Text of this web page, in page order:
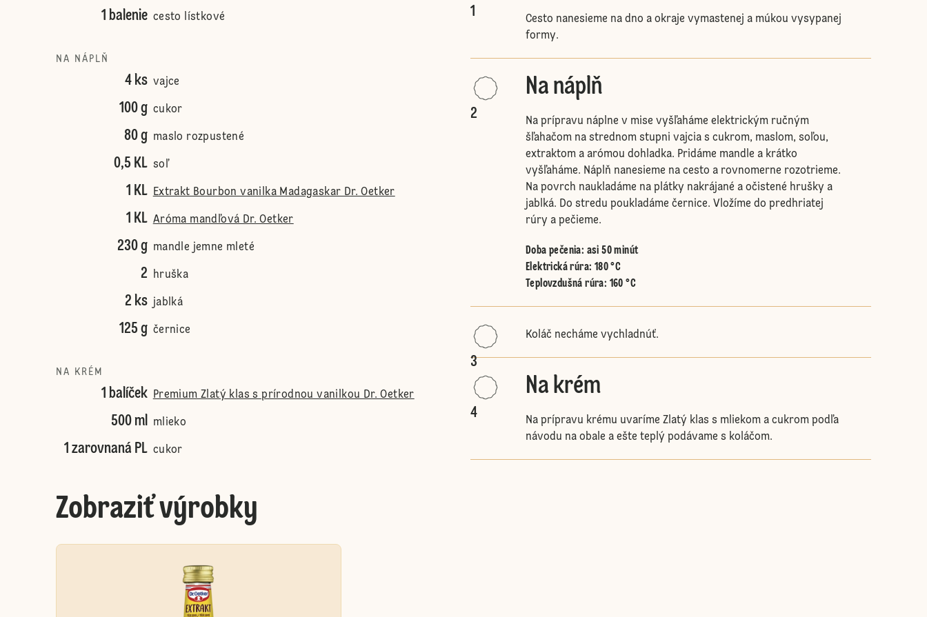
1 balenie cesto lístkové
NA NÁPLŇ
4 ks vajce
100 g cukor
80 g maslo rozpustené
0,5 KL soľ
1 KL Extrakt Bourbon vanilka Madagaskar Dr. Oetker
1 KL Aróma mandľová Dr. Oetker
230 g mandle jemne mleté
2 hruška
2 ks jablká
125 g černice
NA KRÉM
1 balíček Premium Zlatý klas s prírodnou vanilkou Dr. Oetker
500 ml mlieko
1 zarovnaná PL cukor
Zobraziť výrobky
1
Cesto nanesieme na dno a okraje vymastenej a múkou vysypanej
formy.
2
Na náplň
Na prípravu náplne v mise vyšľaháme elektrickým ručným
šľahačom na strednom stupni vajcia s cukrom, maslom, soľou,
extraktom a arómou dohladka. Pridáme mandle a krátko
vyšľaháme. Náplň nanesieme na cesto a rovnomerne rozotrieme.
Na povrch naukladáme na plátky nakrájané a očistené hrušky a
jablká. Do stredu poukladáme černice. Vložíme do predhriatej
rúry a pečieme.
Doba pečenia: asi 50 minút
Elektrická rúra: 180 °C
Teplovzdušná rúra: 160 °C
3
Koláč necháme vychladnúť.
4
Na krém
Na prípravu krému uvaríme Zlatý klas s mliekom a cukrom podľa
návodu na obale a ešte teplý podávame s koláčom.